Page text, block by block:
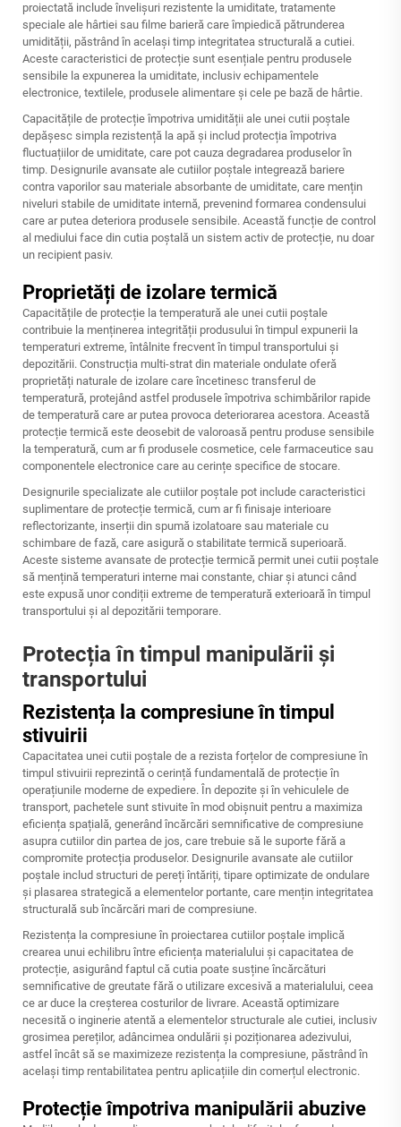
proiectată include învelișuri rezistente la umiditate, tratamente
speciale ale hârtiei sau filme barieră care împiedică pătrunderea
umidității, păstrând în același timp integritatea structurală a cutiei.
Aceste caracteristici de protecție sunt esențiale pentru produsele
sensibile la expunerea la umiditate, inclusiv echipamentele
electronice, textilele, produsele alimentare și cele pe bază de hârtie.
Capacitățile de protecție împotriva umidității ale unei cutii poștale
depășesc simpla rezistență la apă și includ protecția împotriva
fluctuațiilor de umiditate, care pot cauza degradarea produselor în
timp. Designurile avansate ale cutiilor poștale integrează bariere
contra vaporilor sau materiale absorbante de umiditate, care mențin
niveluri stabile de umiditate internă, prevenind formarea condensului
care ar putea deteriora produsele sensibile. Această funcție de control
al mediului face din cutia poștală un sistem activ de protecție, nu doar
un recipient pasiv.
Proprietăți de izolare termică
Capacitățile de protecție la temperatură ale unei cutii poștale
contribuie la menținerea integrității produsului în timpul expunerii la
temperaturi extreme, întâlnite frecvent în timpul transportului și
depozitării. Construcția multi-strat din materiale ondulate oferă
proprietăți naturale de izolare care încetinesc transferul de
temperatură, protejând astfel produsele împotriva schimbărilor rapide
de temperatură care ar putea provoca deteriorarea acestora. Această
protecție termică este deosebit de valoroasă pentru produse sensibile
la temperatură, cum ar fi produsele cosmetice, cele farmaceutice sau
componentele electronice care au cerințe specifice de stocare.
Designurile specializate ale cutiilor poștale pot include caracteristici
suplimentare de protecție termică, cum ar fi finisaje interioare
reflectorizante, inserții din spumă izolatoare sau materiale cu
schimbare de fază, care asigură o stabilitate termică superioară.
Aceste sisteme avansate de protecție termică permit unei cutii poștale
să mențină temperaturi interne mai constante, chiar și atunci când
este expusă unor condiții extreme de temperatură exterioară în timpul
transportului și al depozitării temporare.
Protecția în timpul manipulării și
transportului
Rezistența la compresiune în timpul
stivuirii
Capacitatea unei cutii poștale de a rezista forțelor de compresiune în
timpul stivuirii reprezintă o cerință fundamentală de protecție în
operațiunile moderne de expediere. În depozite și în vehiculele de
transport, pachetele sunt stivuite în mod obișnuit pentru a maximiza
eficiența spațială, generând încărcări semnificative de compresiune
asupra cutiilor din partea de jos, care trebuie să le suporte fără a
compromite protecția produselor. Designurile avansate ale cutiilor
poștale includ structuri de pereți întăriți, tipare optimizate de ondulare
și plasarea strategică a elementelor portante, care mențin integritatea
structurală sub încărcări mari de compresiune.
Rezistența la compresiune în proiectarea cutiilor poștale implică
crearea unui echilibru între eficiența materialului și capacitatea de
protecție, asigurând faptul că cutia poate susține încărcături
semnificative de greutate fără o utilizare excesivă a materialului, ceea
ce ar duce la creșterea costurilor de livrare. Această optimizare
necesită o inginerie atentă a elementelor structurale ale cutiei, inclusiv
grosimea pereților, adâncimea ondulării și poziționarea adezivului,
astfel încât să se maximizeze rezistența la compresiune, păstrând în
același timp rentabilitatea pentru aplicațiile din comerțul electronic.
Protecție împotriva manipulării abuzive